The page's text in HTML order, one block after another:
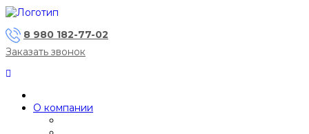
8 980 182-77-02
Заказать звонок
О компании